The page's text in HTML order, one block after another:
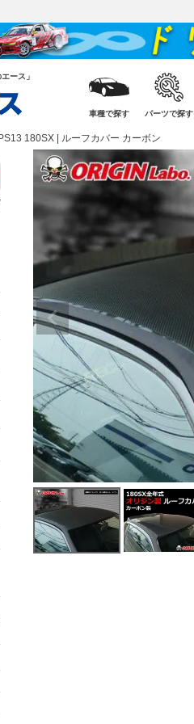
ース」
車種で探す パーツで探す
180SX | ルーフカバー カーボン